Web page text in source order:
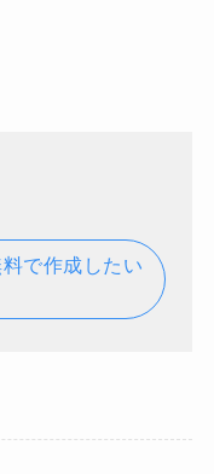
で作成したい